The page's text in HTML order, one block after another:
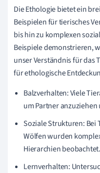
Die Ethologie bietet ein
Beispielen für tierisches
bis hin zu komplexen
Beispiele demonstrieren,
unser Verständnis für das
für ethologische
Balzverhalten: Viele
um Partner
Soziale Strukturen: Bei
Wölfen wurden
Hierarchien beobachtet.
Lernverhalten: